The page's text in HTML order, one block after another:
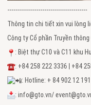
-----------------------------------------
Thông tin chi tiết xin vui lòng
Công ty Cổ phần Truyền thông
: Biệt thự C10 và C11 khu
: +84 258 222 3336 | +84
: Hotline: + 84 902 12
: info@gto.vn/